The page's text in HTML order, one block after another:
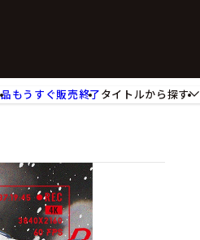
もうすぐ販売終了タイトルから探す
ブレードホルダー
生活雑貨
アパレル衣類